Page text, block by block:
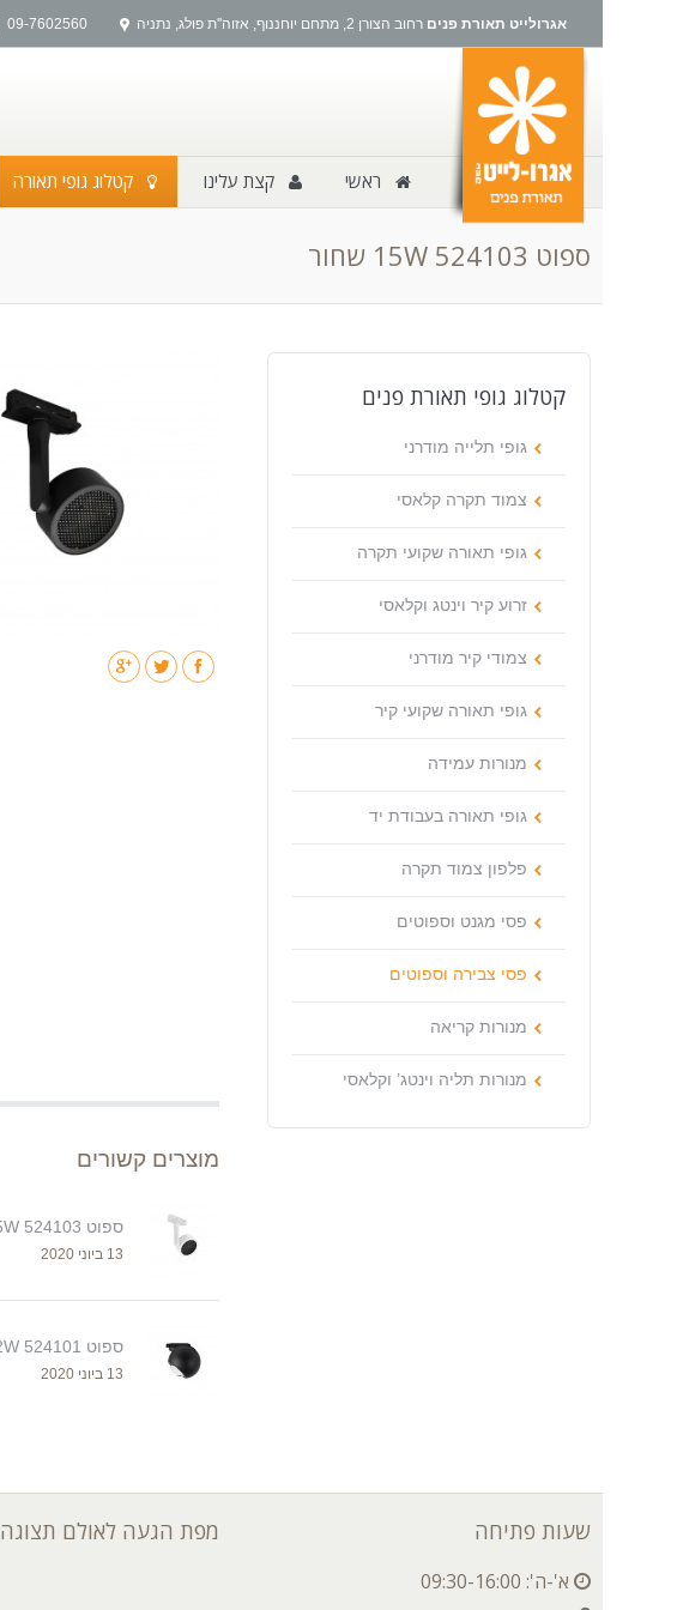
אגרולייט תאורת פנים רחוב הצורן 2, מתחם יוחננוף, אזוה''ת פולג, נתניה 09-7602560
ראשי קצת עלינו קטלוג גופי תאורה
ספוט 524103 15W שחור
מוצרים קשורים
ספוט 524103 15W לבן
13 ביוני 2020
ספוט 524101 12W שחור
13 ביוני 2020
קטלוג גופי תאורת פנים
גופי תלייה מודרני
צמוד תקרה קלאסי
גופי תאורה שקועי תקרה
זרוע קיר וינטג וקלאסי
צמודי קיר מודרני
גופי תאורה שקועי קיר
מנורות עמידה
גופי תאורה בעבודת יד
פלפון צמוד תקרה
פסי מגנט וספוטים
פסי צבירה וספוטים
מנורות קריאה
מנורות תליה וינטג’ וקלאסי
שעות פתיחה
א'-ה': 09:30-16:00
מפת הגעה לאולם תצוגה